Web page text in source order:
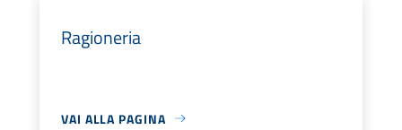
Ragioneria
VAI ALLA PAGINA